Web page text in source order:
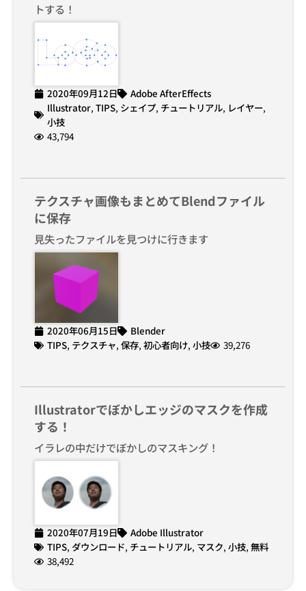
トする！
2020年09月12日
Adobe AfterEffects
Illustrator, TIPS, シェイプ, チュートリアル, レイヤー,
小技
43,794
テクスチャ画像もまとめてBlendファイル
に保存
見失ったファイルを見つけに行きます
2020年06月15日
Blender
TIPS, テクスチャ, 保存, 初心者向け, 小技 39,276
Illustratorでぼかしエッジのマスクを作成
する！
イラレの中だけでぼかしのマスキング！
2020年07月19日
Adobe Illustrator
TIPS, ダウンロード, チュートリアル, マスク, 小技, 無料
38,492